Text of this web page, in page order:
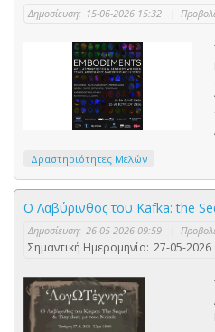
Δημοσίευση: 15-06-2026 15:32 |
Δραστηριότητες Μελών
Ο Λαβύρινθος του Kafka: the
Δημοσίευση: 26-05-2026 09:59 |
Σημαντική Ημερομηνία: 27-05-2026